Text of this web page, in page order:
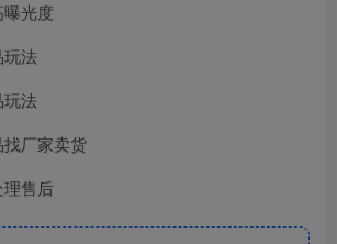
光度
法
法
厂家卖货
理售后